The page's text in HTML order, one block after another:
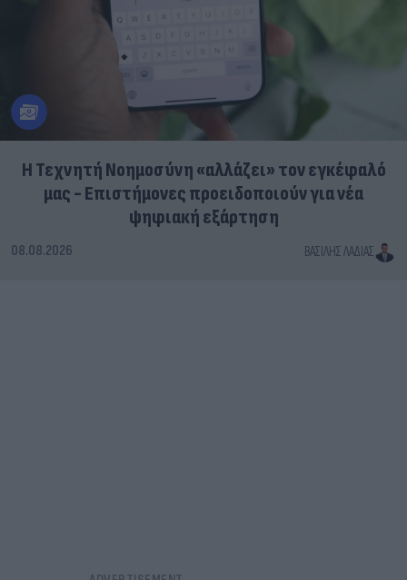
Η Τεχνητή Νοημοσύνη «αλλάζει» τον εγκέφαλό
μας - Eπιστήμονες προειδοποιούν για νέα
ψηφιακή εξάρτηση
08.08.2026 ΒΑΣΊΛΗΣ ΛΑΔΙΆΣ